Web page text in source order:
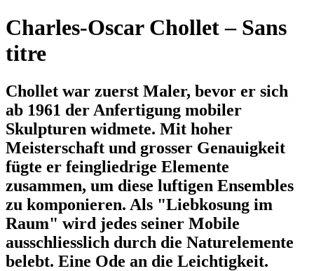
Charles-Oscar Chollet – Sans
titre
Chollet war zuerst Maler, bevor er sich
ab 1961 der Anfertigung mobiler
Skulpturen widmete. Mit hoher
Meisterschaft und grosser Genauigkeit
fügte er feingliedrige Elemente
zusammen, um diese luftigen Ensembles
zu komponieren. Als "Liebkosung im
Raum" wird jedes seiner Mobile
ausschliesslich durch die Naturelemente
belebt. Eine Ode an die Leichtigkeit.